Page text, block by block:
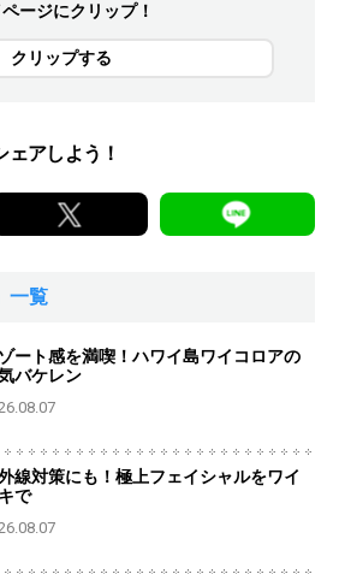
ージにクリップ！
クリップする
アしよう！
一覧
ート感を満喫！ハワイ島ワイコロアの
バケレン
線対策にも！極上フェイシャルをワイ
で